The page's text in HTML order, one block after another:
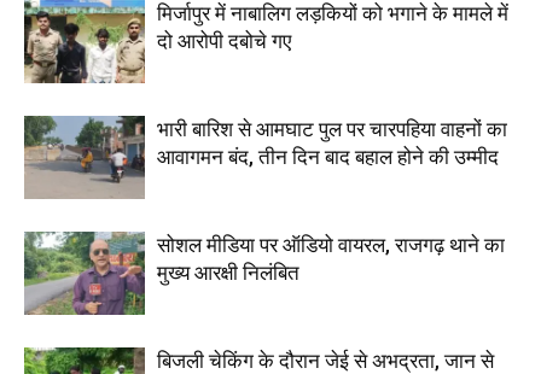
मिर्जापुर में नाबालिग लड़कियों को भगाने के मामले में
दो आरोपी दबोचे गए
भारी बारिश से आमघाट पुल पर चारपहिया वाहनों का
आवागमन बंद, तीन दिन बाद बहाल होने की उम्मीद
सोशल मीडिया पर ऑडियो वायरल, राजगढ़ थाने का
मुख्य आरक्षी निलंबित
बिजली चेकिंग के दौरान जेई से अभद्रता, जान से